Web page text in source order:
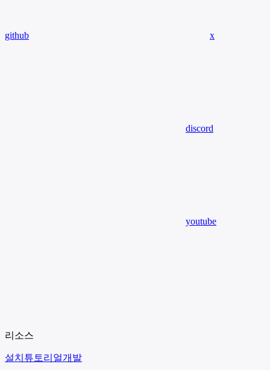
github x
discord
youtube
리소스
설치 튜토리얼개발